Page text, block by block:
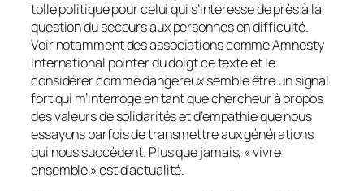
tollé politique pour celui qui s’intéresse de près à la
question du secours aux personnes en difficulté.
Voir notamment des associations comme Amnesty
International pointer du doigt ce texte et le
considérer comme dangereux semble être un signal
fort qui m’interroge en tant que chercheur à propos
des valeurs de solidarités et d’empathie que nous
essayons parfois de transmettre aux générations
qui nous succèdent. Plus que jamais, « vivre
ensemble » est d’actualité.